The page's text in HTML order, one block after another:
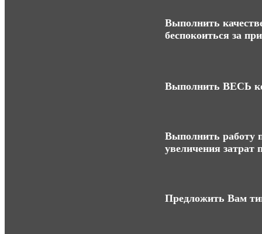
Выполнить
беспокоиться за
Выполнить ВЕСЬ
Выполнить работу
увеличения затрат
Предложить Вам